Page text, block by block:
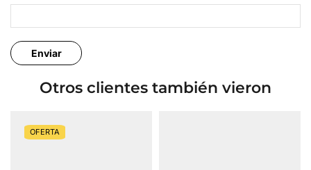
Otros clientes también vieron
OFERTA